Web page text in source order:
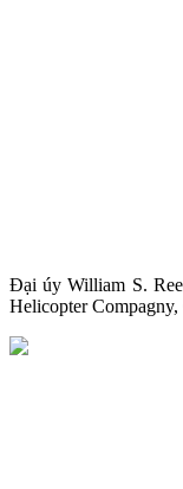
Đại úy William S.
Helicopter